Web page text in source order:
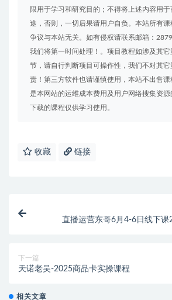
限用于学习和研究目的；不得将上述内容用于
途，否则，一切后果请用户自负。本站所有
争议与本站无关。如有侵权请联系邮箱：
我们将第一时间处理！。项目教程如涉及其
节，请自行判断项目可操作性，我们不对其
责！第三方软件也请谨慎使用，本站不出售
是本网站的运维成本费用及用户网络搜集资源
下载的课程仅供学习使用。
收藏 链接
直播运营东哥6月4-6日线下
下一篇
天诺老吴-2025商品卡实操课程
相关文章